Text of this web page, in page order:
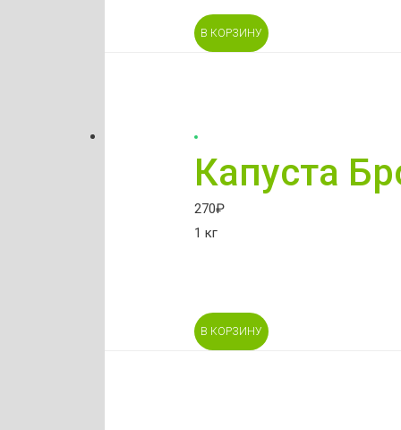
В КОРЗИНУ
Капуста
270₽
1 кг
В КОРЗИНУ